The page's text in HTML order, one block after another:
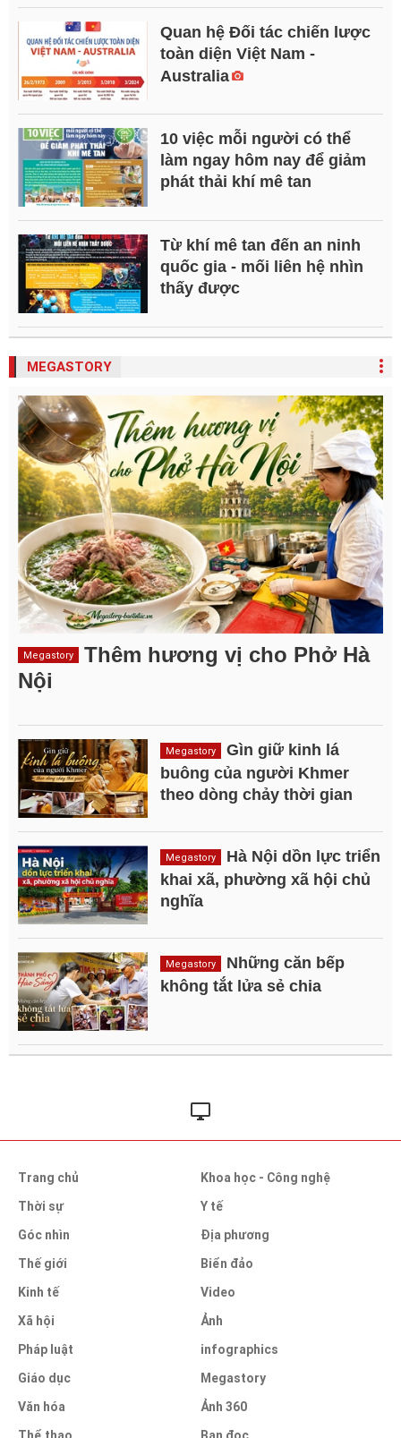
Quan hệ Đối tác chiến lược
toàn diện Việt Nam -
Australia
10 việc mỗi người có thể
làm ngay hôm nay để giảm
phát thải khí mê tan
Từ khí mê tan đến an ninh
quốc gia - mối liên hệ nhìn
thấy được
MEGASTORY
Megastory
Thêm hương vị cho Phở Hà
Nội
Megastory
Gìn giữ kinh lá
buông của người Khmer
theo dòng chảy thời gian
Megastory
Hà Nội dồn lực triển
khai xã, phường xã hội chủ
nghĩa
Megastory
Những căn bếp
không tắt lửa sẻ chia
Trang chủ
Thời sự
Góc nhìn
Thế giới
Kinh tế
Xã hội
Pháp luật
Giáo dục
Văn hóa
Khoa học - Công nghệ
Y tế
Địa phương
Biển đảo
Video
Ảnh
infographics
Megastory
Ảnh 360